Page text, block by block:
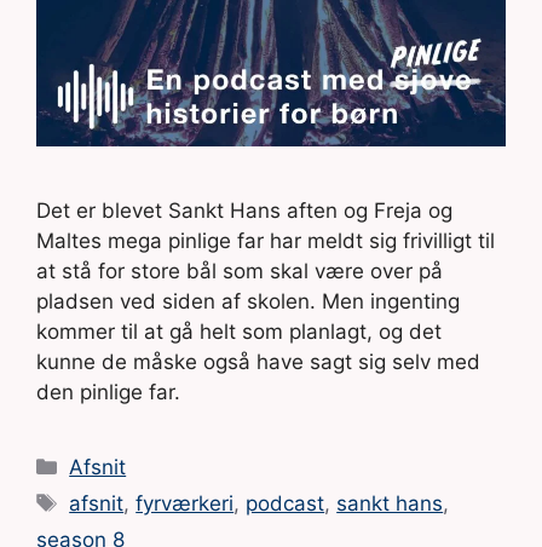
Det er blevet Sankt Hans aften og Freja og
Maltes mega pinlige far har meldt sig frivilligt til
at stå for store bål som skal være over på
pladsen ved siden af skolen. Men ingenting
kommer til at gå helt som planlagt, og det
kunne de måske også have sagt sig selv med
den pinlige far.
Kategorier
Afsnit
Tags
afsnit,fyrværkeri, podcast, sankt hans,
season 8